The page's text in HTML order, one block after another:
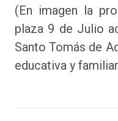
(En imagen la
plaza 9 de Julio
Santo Tomás de
educativa y